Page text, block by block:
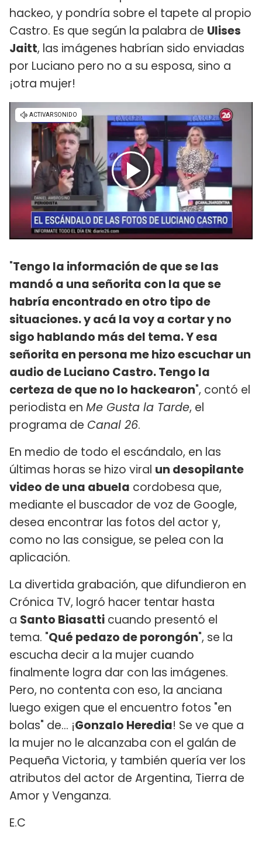
hackeo, y pondría sobre el tapete al propio
Castro. Es que según la palabra de Ulises
Jaitt, las imágenes habrían sido enviadas
por Luciano pero no a su esposa, sino a
¡otra mujer!
"Tengo la información de que se las
mandó a una señorita con la que se
habría encontrado en otro tipo de
situaciones. y acá la voy a cortar y no
sigo hablando más del tema. Y esa
señorita en persona me hizo escuchar un
audio de Luciano Castro. Tengo la
certeza de que no lo hackearon", contó el
periodista en Me Gusta la Tarde, el
programa de Canal 26.
En medio de todo el escándalo, en las
últimas horas se hizo viral un desopilante
video de una abuela cordobesa que,
mediante el buscador de voz de Google,
desea encontrar las fotos del actor y,
como no las consigue, se pelea con la
aplicación.
La divertida grabación, que difundieron en
Crónica TV, logró hacer tentar hasta
a Santo Biasatti cuando presentó el
tema. "Qué pedazo de porongón", se la
escucha decir a la mujer cuando
finalmente logra dar con las imágenes.
Pero, no contenta con eso, la anciana
luego exigen que el encuentro fotos "en
bolas" de... ¡Gonzalo Heredia! Se ve que a
la mujer no le alcanzaba con el galán de
Pequeña Victoria, y también quería ver los
atributos del actor de Argentina, Tierra de
Amor y Venganza.
E.C